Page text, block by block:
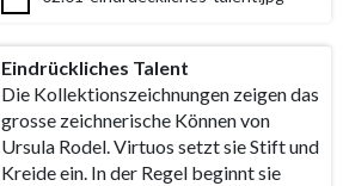
Eindrückliches Talent
Die Kollektionszeichnungen zeigen das
grosse zeichnerische Können von
Ursula Rodel. Virtuos setzt sie Stift und
Kreide ein. In der Regel beginnt sie